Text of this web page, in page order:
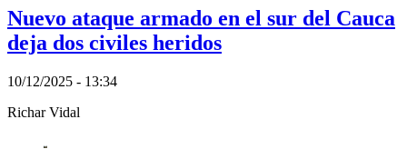
Nuevo ataque armado en el sur del Cauca
deja dos civiles heridos
10/12/2025 - 13:34
Richar Vidal